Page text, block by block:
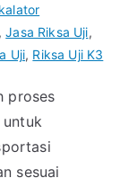
Jasa Riksa Uji,
Uji, Riksa Uji K3
proses
untuk
sesuai